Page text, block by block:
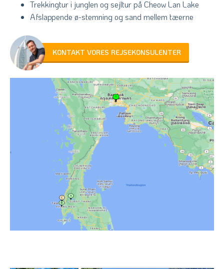
Trekkingtur i junglen og sejltur på Cheow Lan Lake
Afslappende ø-stemning og sand mellem tæerne
KONTAKT VORES REJSEKONSULENTER